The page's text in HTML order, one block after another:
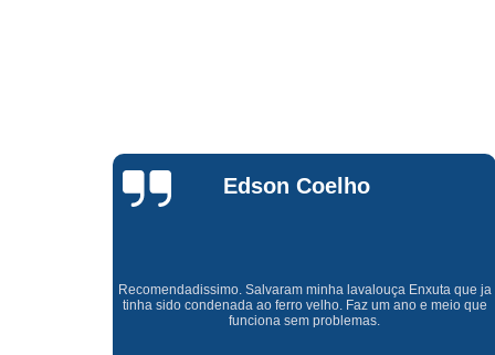
Waldirene
Monteiro
Uma empresa á 41 anos no mercado que sempre valoriza o
cliente ótimo atendimento com garantia de todos o serviços.